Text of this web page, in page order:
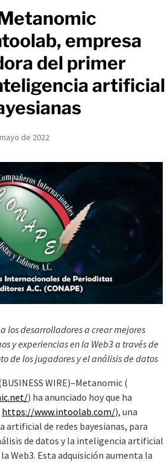
empresa
del primer
artificial
de 2022
los desarrolladores a crear mejores
y experiencias en la Web3 a través de
de los jugadores y el análisis de datos
WIRE)–Metanomic (
) ha anunciado hoy que ha
https://www.intoolab.com/), una
artificial de redes bayesianas, para
de datos y la inteligencia artificial
Web3. Esta adquisición aumenta la